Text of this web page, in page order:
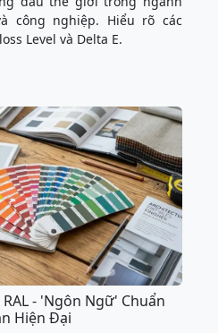
công nghiệp. Hiểu rõ các
Level và Delta E.
- 'Ngôn Ngữ' Chuẩn
Hiện Đại